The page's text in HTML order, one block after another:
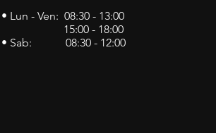
• Lun - Ven: 08:30 - 13:00
15:00 - 18:00
• Sab: 08:30 - 12:00